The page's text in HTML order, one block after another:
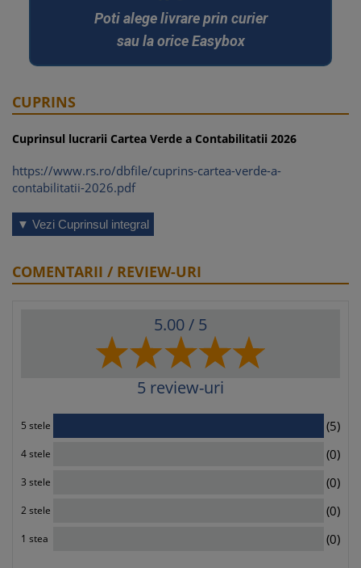
Poti alege livrare prin curier
sau la orice Easybox
CUPRINS
Cuprinsul lucrarii Cartea Verde a Contabilitatii 2026
https://www.rs.ro/dbfile/cuprins-cartea-verde-a-
contabilitatii-2026.pdf
▼ Vezi Cuprinsul integral
COMENTARII / REVIEW-URI
5.00/ 5
5 review-uri
5 stele (5)
4 stele (0)
3 stele (0)
2 stele (0)
1 stea (0)